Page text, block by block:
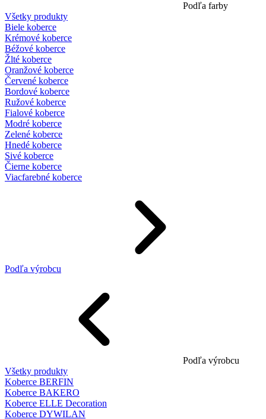
Podľa farby
Všetky produkty
Biele koberce
Krémové koberce
Béžové koberce
Žlté koberce
Oranžové koberce
Červené koberce
Bordové koberce
Ružové koberce
Fialové koberce
Modré koberce
Zelené koberce
Hnedé koberce
Sivé koberce
Čierne koberce
Viacfarebné koberce
Podľa výrobcu
Podľa výrobcu
Všetky produkty
Koberce BERFIN
Koberce BAKERO
Koberce ELLE Decoration
Koberce DYWILAN